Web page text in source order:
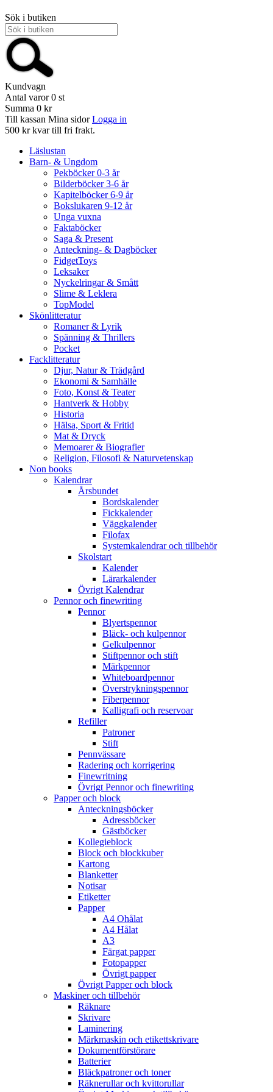
Sök i butiken
Kundvagn
Antal varor 0 st
Summa 0 kr
Till kassan Mina sidor Logga in
500 kr kvar till fri frakt.
Läslustan
Barn- & Ungdom
Pekböcker 0-3 år
Bilderböcker 3-6 år
Kapitelböcker 6-9 år
Bokslukaren 9-12 år
Unga vuxna
Faktaböcker
Saga & Present
Anteckning- & Dagböcker
FidgetToys
Leksaker
Nyckelringar & Smått
Slime & Leklera
TopModel
Skönlitteratur
Romaner & Lyrik
Spänning & Thrillers
Pocket
Facklitteratur
Djur, Natur & Trädgård
Ekonomi & Samhälle
Foto, Konst & Teater
Hantverk & Hobby
Historia
Hälsa, Sport & Fritid
Mat & Dryck
Memoarer & Biografier
Religion, Filosofi & Naturvetenskap
Non books
Kalendrar
Årsbundet
Bordskalender
Fickkalender
Väggkalender
Filofax
Systemkalendrar och tillbehör
Skolstart
Kalender
Lärarkalender
Övrigt Kalendrar
Pennor och finewriting
Pennor
Blyertspennor
Bläck- och kulpennor
Gelkulpennor
Stiftpennor och stift
Märkpennor
Whiteboardpennor
Överstrykningspennor
Fiberpennor
Kalligrafi och reservoar
Refiller
Patroner
Stift
Pennvässare
Radering och korrigering
Finewritning
Övrigt Pennor och finewriting
Papper och block
Anteckningsböcker
Adressböcker
Gästböcker
Kollegieblock
Block och blockkuber
Kartong
Blanketter
Notisar
Etiketter
Papper
A4 Ohålat
A4 Hålat
A3
Färgat papper
Fotopapper
Övrigt papper
Övrigt Papper och block
Maskiner och tillbehör
Räknare
Skrivare
Laminering
Märkmaskin och etikettskrivare
Dokumentförstörare
Batterier
Bläckpatroner och toner
Räknerullar och kvittorullar